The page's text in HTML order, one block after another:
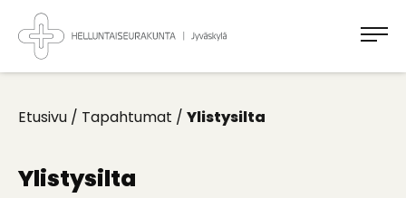
Takaisin
ylös
Jyväskylän
Helluntaiseurakunta
Koti
Etusivu / Tapahtumat / Ylistysilta
Ylistysilta